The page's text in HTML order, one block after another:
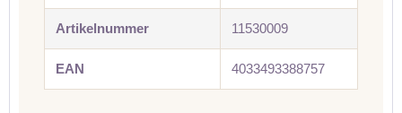
Artikelnummer 11530009
EAN 4033493388757